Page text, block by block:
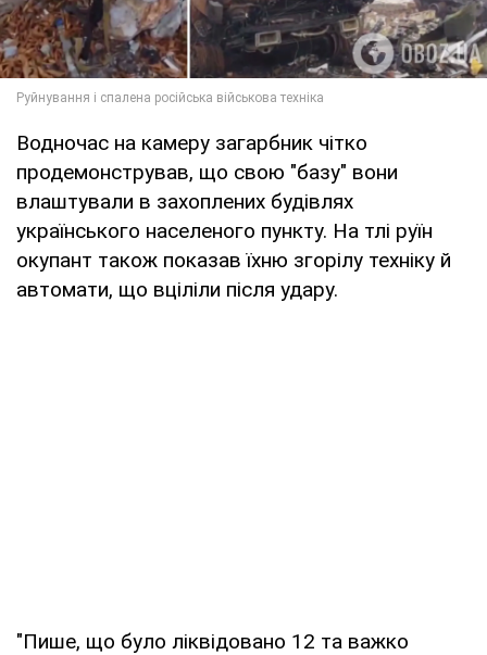
Водночас на камеру загарбник чітко
продемонстрував, що свою "базу" вони
влаштували в захоплених будівлях
українського населеного пункту. На тлі руїн
окупант також показав їхню згорілу техніку й
автомати, що вціліли після удару.
"Пише, що було ліквідовано 12 та важко